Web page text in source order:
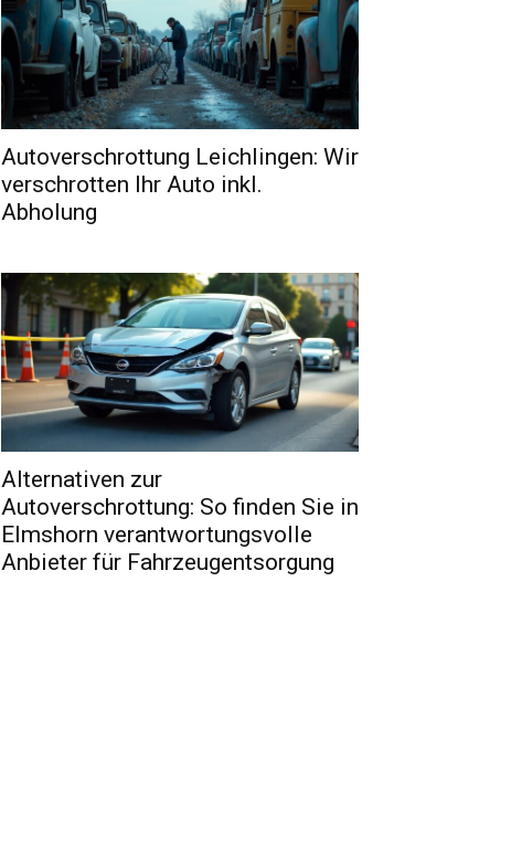
Autoverschrottung Leichlingen: Wir
verschrotten Ihr Auto inkl.
Abholung
Alternativen zur
Autoverschrottung: So finden Sie in
Elmshorn verantwortungsvolle
Anbieter für Fahrzeugentsorgung